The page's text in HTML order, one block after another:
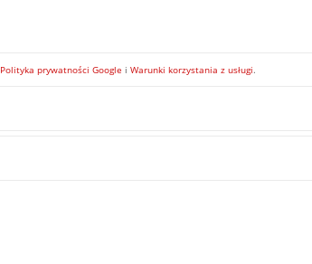
Polityka prywatności Google i Warunki korzystania z usługi.